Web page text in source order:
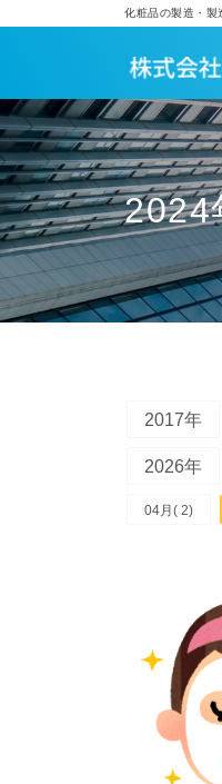
化粧品の製造・製
2024
2017年
2026年
04月( 2)